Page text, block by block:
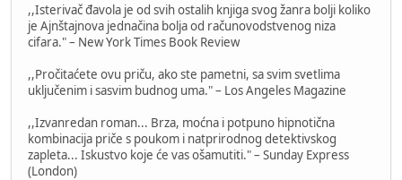
,,Isterivač đavola je od svih ostalih knjiga svog žanra bolji koliko
je Ajnštajnova jednačina bolja od računovodstvenog niza
cifara." – New York Times Book Review
,,Pročitaćete ovu priču, ako ste pametni, sa svim svetlima
uključenim i sasvim budnog uma." – Los Angeles Magazine
,,Izvanredan roman... Brza, moćna i potpuno hipnotična
kombinacija priče s poukom i natprirodnog detektivskog
zapleta... Iskustvo koje će vas ošamutiti." – Sunday Express
(London)